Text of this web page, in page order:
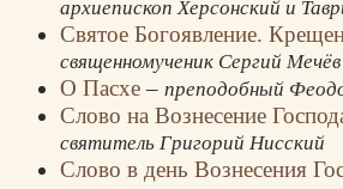
2. «Слово в день Богоявления»
«Слово в день Богоявления против
священных собраниях, и о святом
Крещении Спасителя нашего
недостойно причащающихся, и о
Божественную литургию прежде ее
архиепископ Херсонский и
Святое Богоявление.
священномученик Сергий Мечёв
О Пасхе– преподобный
Слово на Вознесение
святитель Григорий Нисский
Слово в день Вознесения